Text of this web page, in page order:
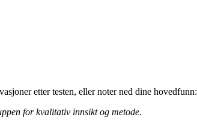
etter testen, eller noter ned dine hovedfunn:
for kvalitativ innsikt og metode.